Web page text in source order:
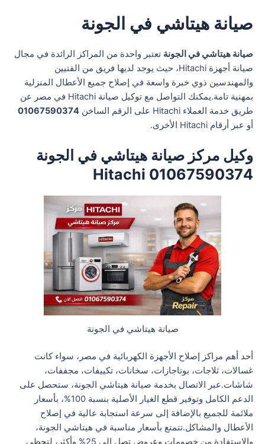
صيانة هيتاشي في الجونة
صيانة هيتاشي في الجونة تعتبر واحدة من المراكز الرائدة في مجال
صيانة أجهزة Hitachi، حيث يوجد لديها فريق من الفنيين
والمهندسين ذوي خبرة واسعة في إصلاح جميع الأعطال المنزلية
بمهنية تامة.يمكنك التواصل مع توكيل صيانة Hitachi في مصر عن
طريق خدمة العملاء Hitachi على الرقم الساخن
01067590374
أو عبر أرقام Hitachi الأخرى.
وكيل مركز صيانة هيتاشي في الجونة
01067590374 Hitachi
صيانة هيتاشي في الجونة
أحد أهم مراكز إصلاح الأجهزة الكهربائية في مصر، سواء كانت
غسالات، ثلاجات، بوتاجازات، سخانات، تكييفات، مجففات،
شاشات.عبر الاتصال بخدمة صيانة هيتاشي الجونة، ستحصل على
الدعم الكامل وتوفير قطع الغيار الأصلية بنسبة 100%، بأسعار
ملائمة للجميع بالإضافة إلى سرعة استجابة عالية في إصلاح
الأعطال والمشاكل.تتمتع بأسعار مناسبة في هيتاشي الجونة،
والاستفادة من خصومات وعروض تصل إلى 25% وأكثر، لتحظى